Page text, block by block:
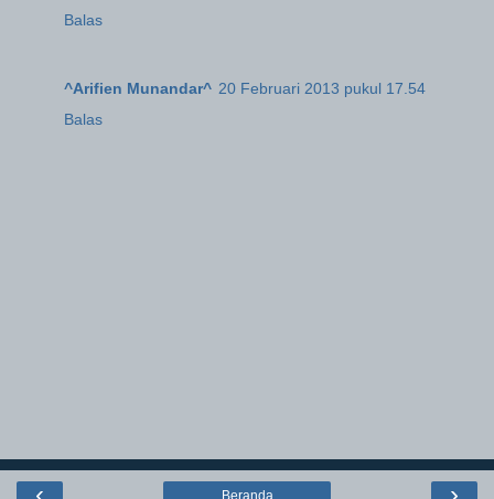
Balas
^Arifien Munandar^ 20 Februari 2013 pukul 17.54
Balas
Beranda